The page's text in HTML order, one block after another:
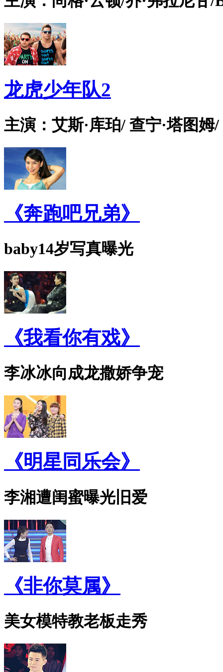
龙虎少年队2
主演：艾斯·库珀/ 查宁·塔图姆/
《奔跑吧兄弟》
baby14岁写真曝光
《我看你有戏》
李冰冰向成龙撒娇争宠
《明星同乐会》
李湘遭闺蜜曝光旧爱
《非你莫属》
美女模特教老板走秀